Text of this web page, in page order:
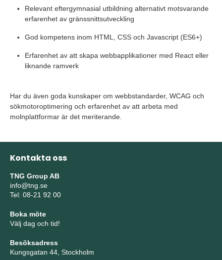
Relevant eftergymnasial utbildning alternativt motsvarande
erfarenhet av gränssnittsutveckling
God kompetens inom HTML, CSS och Javascript (ES6+)
Erfarenhet av att skapa webbapplikationer med React eller
liknande ramverk
Har du även goda kunskaper om webbstandarder, WCAG och
sökmotoroptimering och erfarenhet av att arbeta med
molnplattformar är det meriterande.
Kontakta oss
TNG Group AB
info@tng.se
Tel: 08-21 92 00
Boka möte
Välj dag och tid!
Besöksadress
Kungsgatan 44, Stockholm